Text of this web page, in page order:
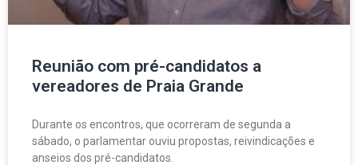
Reunião com pré-candidatos a
vereadores de Praia Grande
Durante os encontros, que ocorreram de segunda a
sábado, o parlamentar ouviu propostas, reivindicações e
anseios dos pré-candidatos.